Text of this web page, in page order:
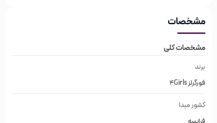
درجه و مخلوط با پودرهای دکلره و دکوکرم برای دکلره‌های متوسط
دکلره‌های قوی
* از این اکسیدان می‌توان برای رنگ‌آمیزی موهای خشک و شکننده
مشخصات
مشخصات کلی
برند
فورگرلز 4Girls
کشور مبدا